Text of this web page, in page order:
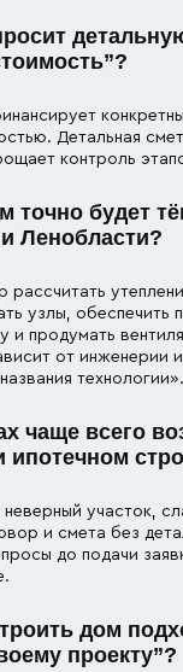
Детальная
контроль
точно будет
Ленобласти?
рассчитать
узлы, обеспечить
и продумать
от инженерии и
технологии».
чаще всего
участок,
и смета без
до подачи
дом
проекту”?